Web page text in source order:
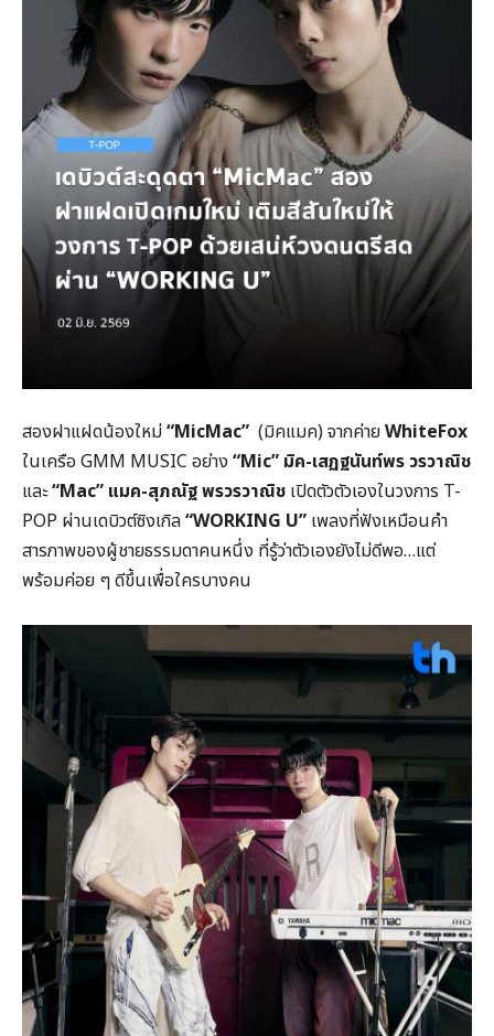
สองฝาแฝดน้องใหม่“MicMac” (มิคแมค) จากค่ายWhiteFox
ในเครือ GMM MUSIC อย่าง “Mic” มิค-เสฏฐนันท์พร วรวาณิช
และ“Mac” แมค-สุภณัฐ พรวรวาณิช เปิดตัวตัวเองในวงการ T-
POP ผ่านเดบิวต์ซิงเกิล“WORKING U” เพลงที่ฟังเหมือนคำ
สารภาพของผู้ชายธรรมดาคนหนึ่ง ที่รู้ว่าตัวเองยังไม่ดีพอ…แต่
พร้อมค่อย ๆ ดีขึ้นเพื่อใครบางคน